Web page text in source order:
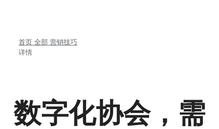
首页 全部 营销技巧
详情
数字化协会，需